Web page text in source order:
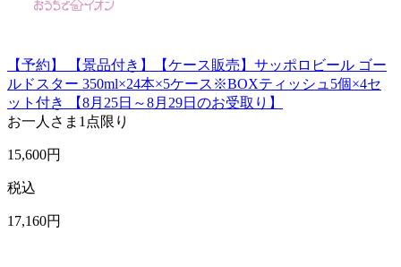
【予約】 【景品付き】【ケース販売】サッポロビール ゴー
ルドスター 350ml×24本×5ケース※BOXティッシュ5個×4セ
ット付き 【8月25日～8月29日のお受取り】
お一人さま 1点限り
15,600円
税込
17,160円